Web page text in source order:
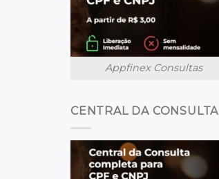
Appfinex Consultas
CENTRAL DA CONSULTA